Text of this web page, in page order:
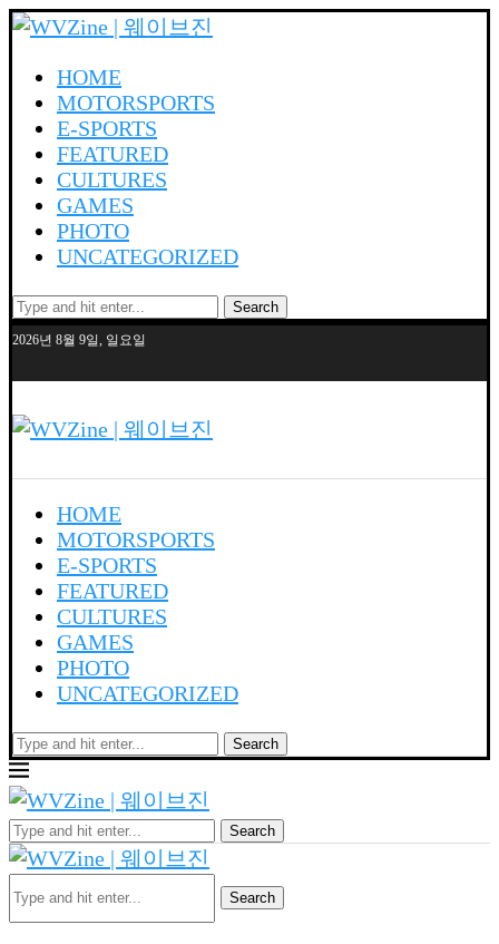
HOME
MOTORSPORTS
E-SPORTS
FEATURED
CULTURES
GAMES
PHOTO
UNCATEGORIZED
Search
2026년 8월 9일, 일요일
HOME
MOTORSPORTS
E-SPORTS
FEATURED
CULTURES
GAMES
PHOTO
UNCATEGORIZED
Search
Search
Search